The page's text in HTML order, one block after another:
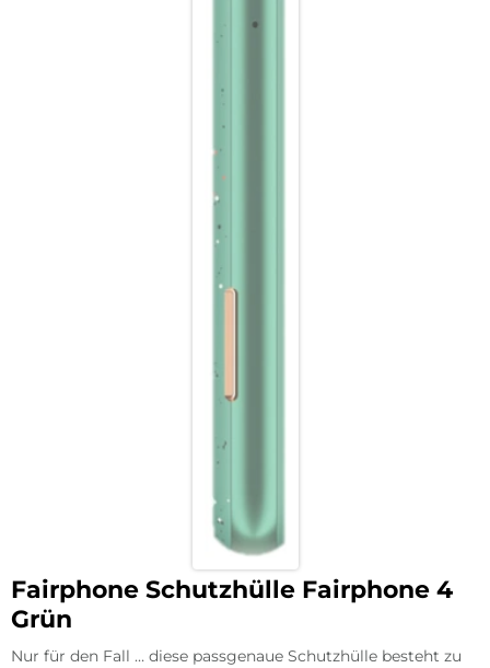
Fairphone Schutzhülle Fairphone 4
Grün
Nur für den Fall … diese passgenaue Schutzhülle besteht zu